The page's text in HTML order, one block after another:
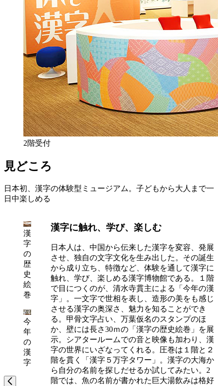
2階受付
見どころ
日本初、漢字の体験型ミュージアム。子どもから大人まで一
日中楽しめる
漢
字
の
歴
史
絵
巻
今
年
の
漢
字
漢字に触れ、学び、楽しむ
日本人は、中国から伝来した漢字を変容、発展
させ、独自の文字文化を生み出した。その誕生
から成り立ち、特徴など、体験を通して漢字に
触れ、学び、楽しめる漢字博物館である。１階
で目につくのが、清水寺貫主による「今年の漢
字」。一文字で世相を表し、造形の美をも感じ
させる漢字の奥深さ、魅力を知ることができ
る。甲骨文字占い、万葉仮名のスタンプのほ
か、壁には長さ30ｍの「漢字の歴史絵巻」を展
示。シアタールームでの音と映像も加わり、漢
字の世界にいざなってくれる。圧巻は１階と２
階を貫く「漢字５万字タワー」。漢字の大海か
ら自分の名前を探しだせるか試してみたい。2
階では、魚の名前が書かれた巨大湯飲みは格好